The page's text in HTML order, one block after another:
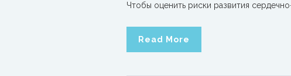
Чтобы оценить риски развития
Read More